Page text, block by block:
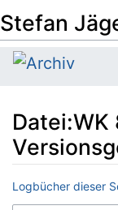
Stefan
Datei:WK
Logbücher dieser
Wechseln zu: